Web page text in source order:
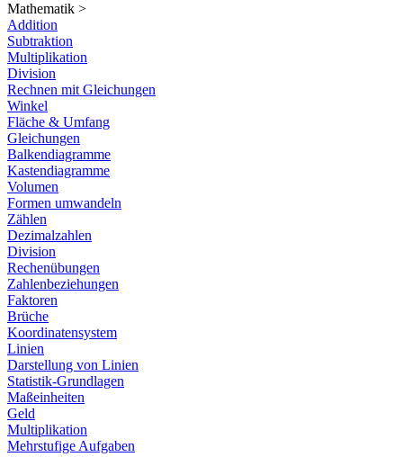
Mathematik >
Addition
Subtraktion
Multiplikation
Division
Rechnen mit Gleichungen
Winkel
Fläche & Umfang
Gleichungen
Balkendiagramme
Kastendiagramme
Volumen
Formen umwandeln
Zählen
Dezimalzahlen
Division
Rechenübungen
Zahlenbeziehungen
Faktoren
Brüche
Koordinatensystem
Linien
Darstellung von Linien
Statistik-Grundlagen
Maßeinheiten
Geld
Multiplikation
Mehrstufige Aufgaben